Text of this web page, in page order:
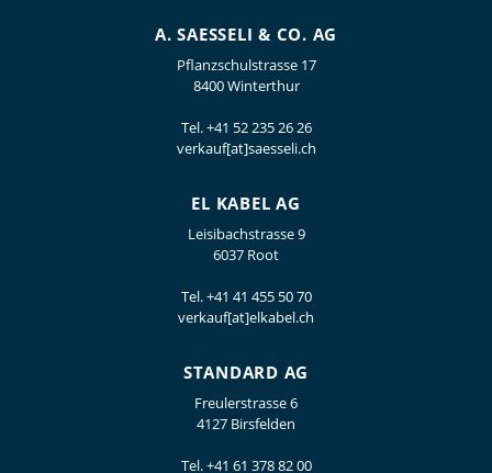
A. SAESSELI & CO. AG
Pflanzschulstrasse 17
8400 Winterthur
Tel.+41 52 235 26 26
verkauf[at]saesseli.ch
EL KABEL AG
Leisibachstrasse 9
6037 Root
Tel.+41 41 455 50 70
verkauf[at]elkabel.ch
STANDARD AG
Freulerstrasse 6
4127 Birsfelden
Tel.+41 61 378 82 00